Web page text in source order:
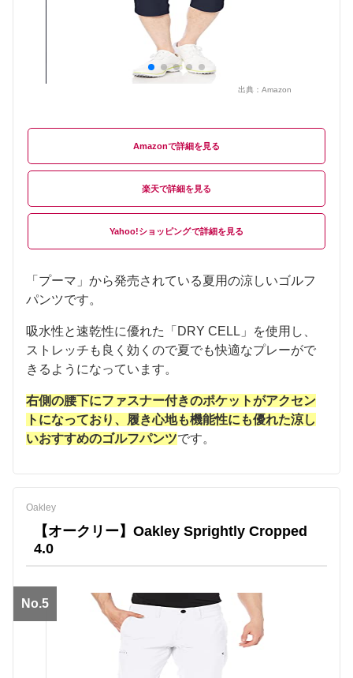
出典： Amazon
Amazon
楽天
Yahoo!ショッピング
「プーマ」から発売されている夏用の涼しいゴルフ
パンツです。
吸水性と速乾性に優れた「DRY CELL」を使用し、
ストレッチも良く効くので夏でも快適なプレーがで
きるようになっています。
右側の腰下にファスナー付きのポケットがアクセン
トになっており、履き心地も機能性にも優れた涼し
いおすすめのゴルフパンツです。
Oakley
【オークリー】Oakley Sprightly Cropped
4.0
No.5